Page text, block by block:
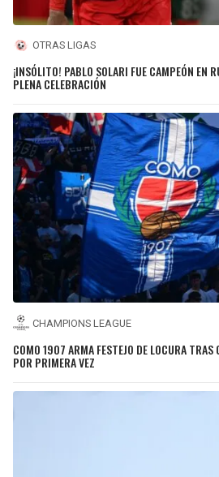
OTRAS LIGAS
¡INSÓLITO! PABLO SOLARI FUE CAMPEÓN EN
PLENA CELEBRACIÓN
CHAMPIONS LEAGUE
COMO 1907 ARMA FESTEJO DE LOCURA
POR PRIMERA VEZ